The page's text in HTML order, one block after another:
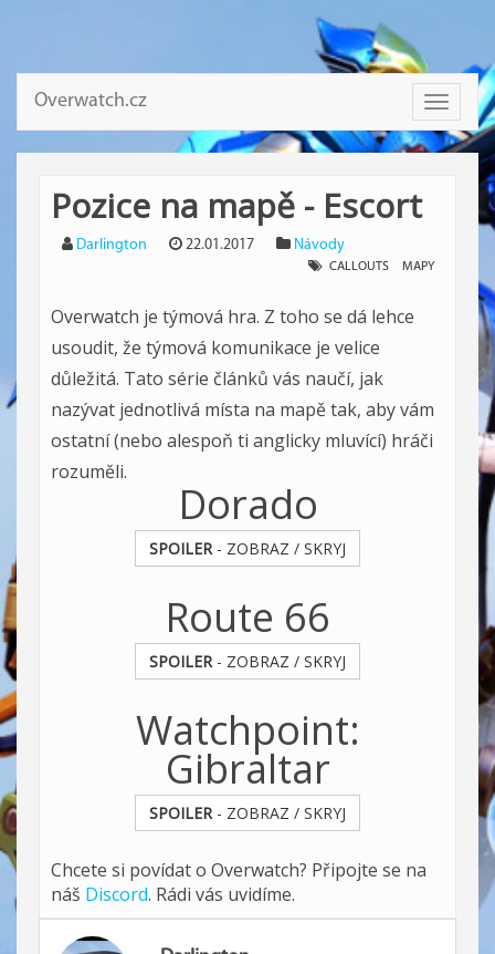
Toggle
Overwatch.cz
Pozice na mapě - Escort
Darlington 22.01.2017 Návody
CALLOUTS MAPY
Overwatch je týmová hra. Z toho se dá lehce
usoudit, že týmová komunikace je velice
důležitá. Tato série článků vás naučí, jak
nazývat jednotlivá místa na mapě tak, aby vám
ostatní (nebo alespoň ti anglicky mluvící) hráči
rozuměli.
Dorado
SPOILER- ZOBRAZ / SKRYJ
Route 66
SPOILER- ZOBRAZ / SKRYJ
Watchpoint:
Gibraltar
SPOILER- ZOBRAZ / SKRYJ
Chcete si povídat o Overwatch? Připojte se na
náš Discord. Rádi vás uvidíme.